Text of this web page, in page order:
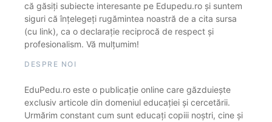
că găsiți subiecte interesante pe Edupedu.ro și suntem
siguri că înțelegeți rugămintea noastră de a cita sursa
(cu link), ca o declarație reciprocă de respect și
profesionalism. Vă mulțumim!
DESPRE NOI
EduPedu.ro este o publicație online care găzduiește
exclusiv articole din domeniul educației și cercetării.
Urmărim constant cum sunt educați copiii noștri, cine și